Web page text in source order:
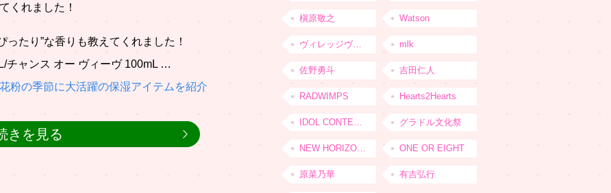
くれました！
たり”な香りも教えてくれました！
チャンス オー ヴィーヴ 100mL …
粉の季節に大活躍の保湿アイテムを紹介
きを見る
槇原敬之 Watson
ヴィレッジヴァンガード mlk
佐野勇斗 吉田仁人
RADWIMPS Hearts2Hearts
IDOL CONTENT EXPO グラドル文化祭
NEW HORIZON FEST ONE OR EIGHT
原菜乃華 有吉弘行